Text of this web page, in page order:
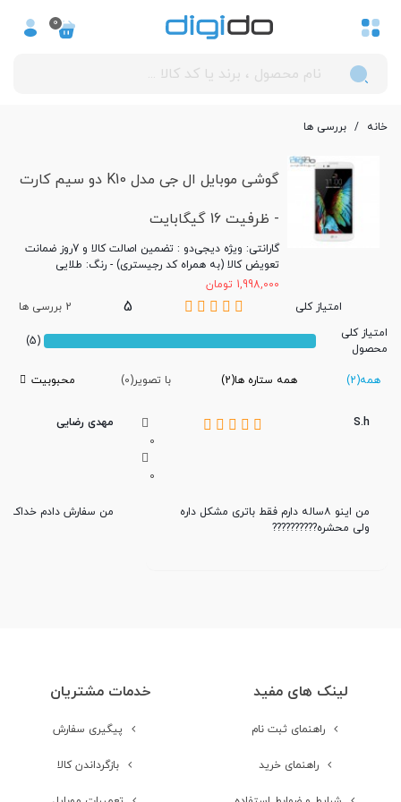
0
خانه / بررسی ها
گوشی موبایل ال جی مدل K10 دو سیم کارت
- ظرفیت 16 گیگابایت
گارانتی: ویژه دیجی‌دو : تضمین اصالت کالا و 7روز ضمانت
تعویض کالا (به همراه کد رجیستری) - رنگ: طلایی
1,998,000 تومان
امتیاز کلی
5
2 بررسی ها
امتیاز کلی
محصول
(5)
همه(2) همه ستاره ها(2) با تصویر(0) محبوبیت
S.h
0
0
من اینو ۸ساله دارم فقط باتری مشکل داره
ولی محشره??????????
مهدی رضایی
من سفارش دادم خداکنه
لینک های مفید
راهنمای ثبت نام
راهنمای خرید
خدمات مشتریان
پیگیری سفارش
بازگرداندن کالا